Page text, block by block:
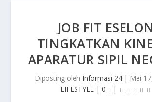
JOB FIT ESELON
TINGKATKAN
APARATUR SIPIL
Diposting oleh Informasi 24 | Mei
LIFESTYLE | 0 |